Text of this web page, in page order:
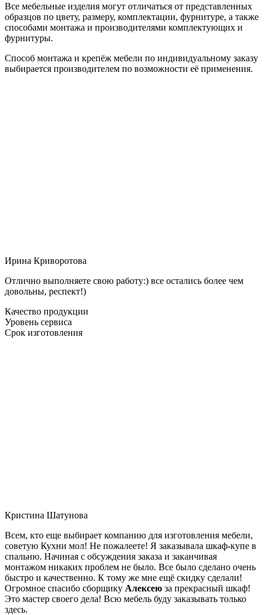
Все мебельные изделия могут отличаться от представленных
образцов по цвету, размеру, комплектации, фурнитуре, а также
способами монтажа и производителями комплектующих и
фурнитуры.
Способ монтажа и крепёж мебели по индивидуальному заказу
выбирается производителем по возможности её применения.
Ирина Криворотова
Отлично выполняете свою работу:) все остались более чем
довольны, респект!)
Качество продукции
Уровень сервиса
Срок изготовления
Кристина Шатунова
Всем, кто еще выбирает компанию для изготовления мебели,
советую Кухни мол! Не пожалеете! Я заказывала шкаф-купе в
спальню. Начиная с обсуждения заказа и заканчивая
монтажом никаких проблем не было. Все было сделано очень
быстро и качественно. К тому же мне ещё скидку сделали!
Огромное спасибо сборщику Алексею за прекрасный шкаф!
Это мастер своего дела! Всю мебель буду заказывать только
здесь.